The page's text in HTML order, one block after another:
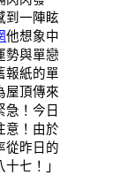
到一陣眩
他想象中
勢與單戀
報紙的單
屋頂傳來
！今日
意！由於
從昨日的
七！」